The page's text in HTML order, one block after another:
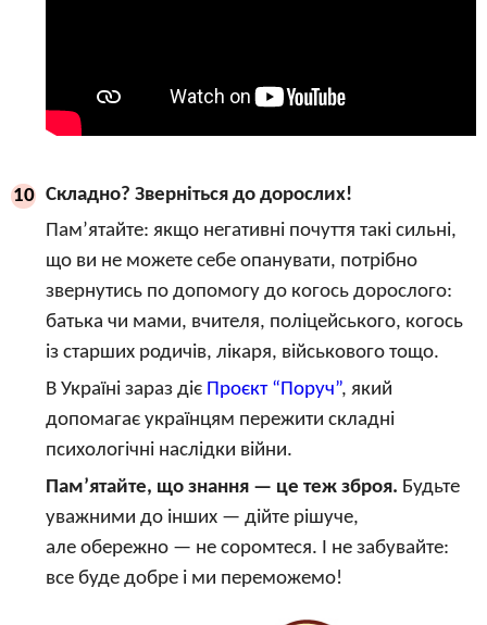
10 Складно? Зверніться до дорослих!
Пам’ятайте: якщо негативні почуття такі сильні,
що ви не можете себе опанувати, потрібно
звернутись по допомогу до когось дорослого:
батька чи мами, вчителя, поліцейського, когось
із старших родичів, лікаря, військового тощо.
В Україні зараз діє Проєкт “Поруч”, який
допомагає українцям пережити складні
психологічні наслідки війни.
Пам’ятайте, що знання — це теж зброя. Будьте
уважними до інших — дійте рішуче,
але обережно — не соромтеся. І не забувайте:
все буде добре і ми переможемо!